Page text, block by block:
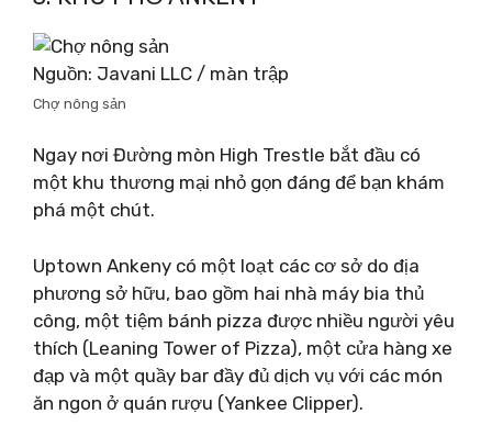
Nguồn: Javani LLC / màn trập
Chợ nông sản
Ngay nơi Đường mòn High Trestle bắt đầu có
một khu thương mại nhỏ gọn đáng để bạn khám
phá một chút.
Uptown Ankeny có một loạt các cơ sở do địa
phương sở hữu, bao gồm hai nhà máy bia thủ
công, một tiệm bánh pizza được nhiều người yêu
thích (Leaning Tower of Pizza), một cửa hàng xe
đạp và một quầy bar đầy đủ dịch vụ với các món
ăn ngon ở quán rượu (Yankee Clipper).